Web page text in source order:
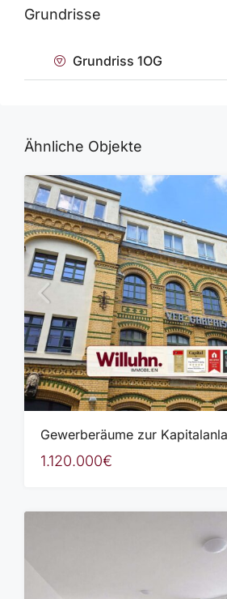
Grundrisse
Grundriss 1OG
Ähnliche Objekte
1.120.000€